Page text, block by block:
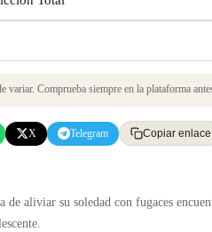
variar. Comprueba siempre en la plataforma
X Telegram Copiar enlace
de aliviar su soledad con fugaces